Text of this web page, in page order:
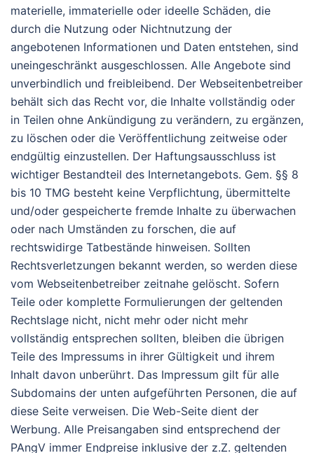
materielle, immaterielle oder ideelle Schäden, die
durch die Nutzung oder Nichtnutzung der
angebotenen Informationen und Daten entstehen, sind
uneingeschränkt ausgeschlossen. Alle Angebote sind
unverbindlich und freibleibend. Der Webseitenbetreiber
behält sich das Recht vor, die Inhalte vollständig oder
in Teilen ohne Ankündigung zu verändern, zu ergänzen,
zu löschen oder die Veröffentlichung zeitweise oder
endgültig einzustellen. Der Haftungsausschluss ist
wichtiger Bestandteil des Internetangebots. Gem. §§ 8
bis 10 TMG besteht keine Verpflichtung, übermittelte
und/oder gespeicherte fremde Inhalte zu überwachen
oder nach Umständen zu forschen, die auf
rechtswidirge Tatbestände hinweisen. Sollten
Rechtsverletzungen bekannt werden, so werden diese
vom Webseitenbetreiber zeitnahe gelöscht. Sofern
Teile oder komplette Formulierungen der geltenden
Rechtslage nicht, nicht mehr oder nicht mehr
vollständig entsprechen sollten, bleiben die übrigen
Teile des Impressums in ihrer Gültigkeit und ihrem
Inhalt davon unberührt. Das Impressum gilt für alle
Subdomains der unten aufgeführten Personen, die auf
diese Seite verweisen. Die Web-Seite dient der
Werbung. Alle Preisangaben sind entsprechend der
PAngV immer Endpreise inklusive der z.Z. geltenden